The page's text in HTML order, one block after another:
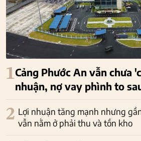
1Cảng Phước An vẫn chưa
nhuận, nợ vay phình to
2 Lợi nhuận tăng mạnh nhưng
vẫn nằm ở phải thu và tồn kho